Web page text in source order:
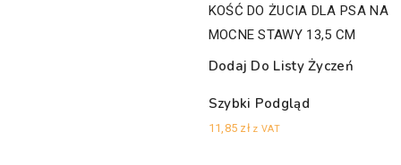
KOŚĆ DO ŻUCIA DLA PSA NA
MOCNE STAWY 13,5 CM
Dodaj Do Listy Życzeń
Szybki Podgląd
11,85 zł z VAT